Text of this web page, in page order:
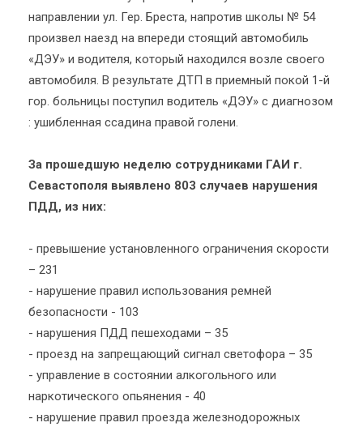
направлении ул. Гер. Бреста, напротив школы № 54
произвел наезд на впереди стоящий автомобиль
«ДЭУ» и водителя, который находился возле своего
автомобиля. В результате ДТП в приемный покой 1-й
гор. больницы поступил водитель «ДЭУ» с диагнозом
: ушибленная ссадина правой голени.
За прошедшую неделю сотрудниками ГАИ г.
Севастополя выявлено 803 случаев нарушения
ПДД, из них:
- превышение установленного ограничения скорости
– 231
- нарушение правил использования ремней
безопасности - 103
- нарушения ПДД пешеходами – 35
- проезд на запрещающий сигнал светофора – 35
- управление в состоянии алкогольного или
наркотического опьянения - 40
- нарушение правил проезда железнодорожных